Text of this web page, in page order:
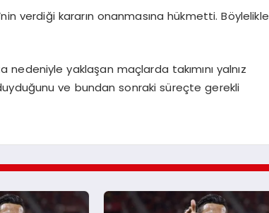
verdiği kararın onanmasına hükmetti. Böylelikle
nedeniyle yaklaşan maçlarda takımını yalnız
ve bundan sonraki süreçte gerekli